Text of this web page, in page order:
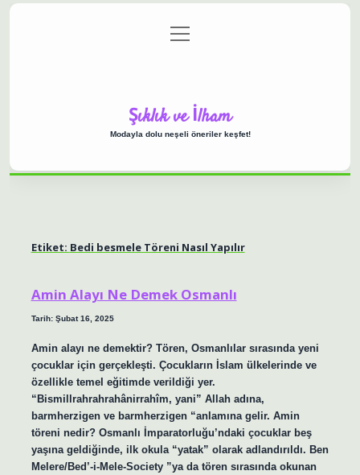
Gizlilik Politikası
menüyü
aç
Şıklık ve İlham
Modayla dolu neşeli öneriler keşfet!
Etiket: Bedi besmele Töreni Nasıl Yapılır
Amin Alayı Ne Demek Osmanlı
Tarih: Şubat 16, 2025
Amin alayı ne demektir? Tören, Osmanlılar sırasında yeni
çocuklar için gerçekleşti. Çocukların İslam ülkelerinde ve
özellikle temel eğitimde verildiği yer.
“Bismillrahrahrahânirrahîm, yani” Allah adına,
barmherzigen ve barmherzigen “anlamına gelir. Amin
töreni nedir? Osmanlı İmparatorluğu’ndaki çocuklar beş
yaşına geldiğinde, ilk okula “yatak” olarak adlandırıldı. Ben
Melere/Bed’-i-Mele-Society ”ya da tören sırasında okunan